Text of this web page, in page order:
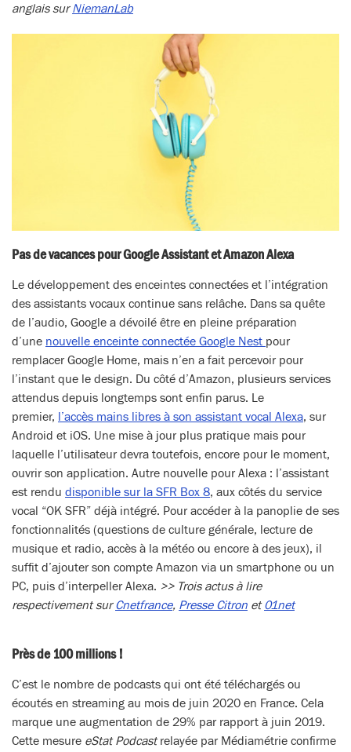
anglais surNiemanLab
Pas de vacances pour Google Assistant et Amazon Alexa
Le développement des enceintes connectées et l’intégration
des assistants vocaux continue sans relâche. Dans sa quête
de l’audio, Google a dévoilé être en pleine préparation
d’une nouvelle enceinte connectée Google Nest pour
remplacer Google Home, mais n’en a fait percevoir pour
l’instant que le design. Du côté d’Amazon, plusieurs services
attendus depuis longtemps sont enfin parus. Le
premier, l’accès mains libres à son assistant vocal Alexa, sur
Android et iOS. Une mise à jour plus pratique mais pour
laquelle l’utilisateur devra toutefois, encore pour le moment,
ouvrir son application. Autre nouvelle pour Alexa : l’assistant
est rendu disponible sur la SFR Box 8, aux côtés du service
vocal “OK SFR” déjà intégré. Pour accéder à la panoplie de ses
fonctionnalités (questions de culture générale, lecture de
musique et radio, accès à la météo ou encore à des jeux), il
suffit d’ajouter son compte Amazon via un smartphone ou un
PC, puis d’interpeller Alexa. >> Trois actus à lire
respectivement surCnetfrance, Presse Citron et01net
Près de 100 millions !
C’est le nombre de podcasts qui ont été téléchargés ou
écoutés en streaming au mois de juin 2020 en France. Cela
marque une augmentation de 29% par rapport à juin 2019.
Cette mesure eStat Podcastrelayée par Médiamétrie confirme